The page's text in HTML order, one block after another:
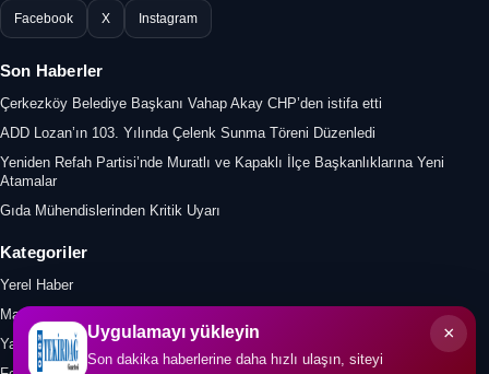
Facebook X Instagram
Son Haberler
Çerkezköy Belediye Başkanı Vahap Akay CHP’den istifa etti
ADD Lozan’ın 103. Yılında Çelenk Sunma Töreni Düzenledi
Yeniden Refah Partisi’nde Muratlı ve Kapaklı İlçe Başkanlıklarına Yeni
Atamalar
Gıda Mühendislerinden Kritik Uyarı
Kategoriler
Yerel Haber
Manşet
Yazar
×
Uygulamayı yükleyin
Son dakika haberlerine daha hızlı ulaşın, siteyi